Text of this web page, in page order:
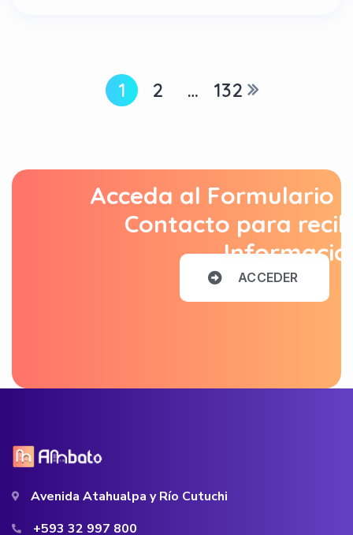
1 2 … 132
Acceda al Formulario
Contacto para
ACCEDER
Avenida Atahualpa y Río Cutuchi
+593 32 997 800